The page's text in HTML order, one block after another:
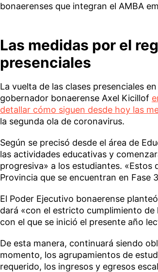
bonaerenses que integran el AMBA
Las medidas por el
presenciales
La vuelta de las clases presenciales
gobernador bonaerense Axel Kicillof
detallar cómo siguen desde hoy las
la segunda ola de coronavirus.
Según se precisó desde el área de
las actividades educativas y
progresiva» a los estudiantes.
Provincia que se encuentran en Fase
El Poder Ejecutivo bonaerense
dará «con el estricto cumplimiento de
con el que se inició el presente año
De esta manera, continuará siendo
momento, los agrupamientos de
requerido, los ingresos y egresos